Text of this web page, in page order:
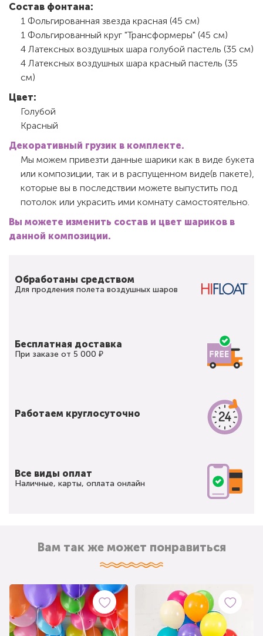
Состав фонтана:
1 Фольгированная звезда красная (45 см)
1 Фольгированный круг "Трансформеры" (45 см)
4 Латексных воздушных шара голубой пастель (35 см)
4 Латексных воздушных шара красный пастель (35
см)
Цвет:
Голубой
Красный
Декоративный грузик в комплекте.
Мы можем привезти данные шарики как в виде букета
или композиции, так и в распущенном виде(в пакете),
которые вы в последствии можете выпустить под
потолок или украсить ими комнату самостоятельно.
Вы можете изменить состав и цвет шариков в
данной композиции.
Обработаны средством
Для продления полета воздушных шаров
Бесплатная доставка
При заказе от 5 000 ₽
Работаем круглосуточно
Все виды оплат
Наличные, карты, оплата онлайн
Вам так же может понравиться